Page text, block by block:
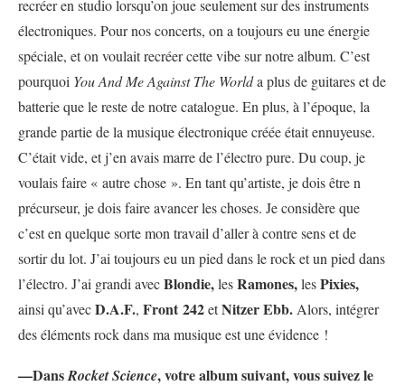
recréer en studio lorsqu’on joue seulement sur des instruments
électroniques. Pour nos concerts, on a toujours eu une énergie
spéciale, et on voulait recréer cette vibe sur notre album. C’est
pourquoi You And Me Against The Worlda plus de guitares et de
batterie que le reste de notre catalogue. En plus, à l’époque, la
grande partie de la musique électronique créée était ennuyeuse.
C’était vide, et j’en avais marre de l’électro pure. Du coup, je
voulais faire « autre chose ». En tant qu’artiste, je dois être n
précurseur, je dois faire avancer les choses. Je considère que
c’est en quelque sorte mon travail d’aller à contre sens et de
sortir du lot. J’ai toujours eu un pied dans le rock et un pied dans
l’électro. J’ai grandi avecBlondie,lesRamones,lesPixies,
ainsi qu’avecD.A.F., Front 242etNitzer Ebb. Alors, intégrer
des éléments rock dans ma musique est une évidence !
—DansRocket Science, votre album suivant, vous suivez le